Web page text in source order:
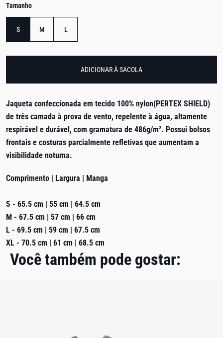
Tamanho
S M L
ADICIONAR À SACOLA
Jaqueta confeccionada em tecido 100% nylon(PERTEX SHIELD)
de três camada à prova de vento, repelente à água, altamente
respirável e durável, com gramatura de 486g/m². Possui bolsos
frontais e costuras parcialmente refletivas que aumentam a
visibilidade noturna.
Comprimento | Largura | Manga
S - 65.5 cm | 55 cm | 64.5 cm
M - 67.5 cm | 57 cm | 66 cm
L - 69.5 cm | 59 cm | 67.5 cm
XL - 70.5 cm | 61 cm | 68.5 cm
Você também pode gostar: